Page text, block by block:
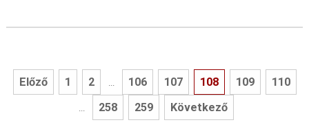
Előző 1 2 ... 106 107 108 109 110
... 258 259 Következő